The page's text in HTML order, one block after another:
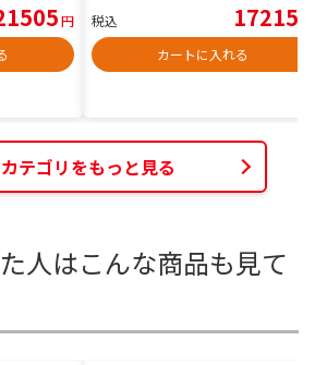
円
税込 17215
カートに入れる
テゴリをもっと見る
人はこんな商品も見て